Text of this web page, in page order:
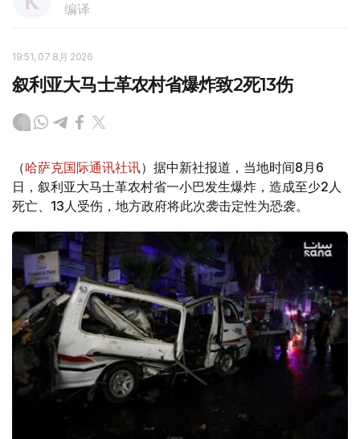
编译
19:51, 07 8月 2026
叙利亚大马士革农村省爆炸致2死13伤
（哈萨克国际通讯社讯）据中新社报道，当地时间8月6
日，叙利亚大马士革农村省一小巴发生爆炸，造成至少2人
死亡、13人受伤，地方政府将此次袭击定性为恐袭。